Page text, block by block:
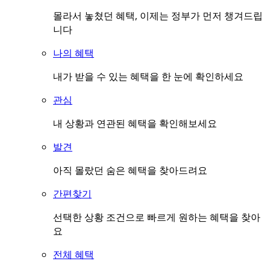
몰라서 놓쳤던 혜택, 이제는 정부가 먼저 챙겨드립
니다
나의 혜택
내가 받을 수 있는 혜택을 한 눈에 확인하세요
관심
내 상황과 연관된 혜택을 확인해보세요
발견
아직 몰랐던 숨은 혜택을 찾아드려요
간편찾기
선택한 상황 조건으로 빠르게 원하는 혜택을 찾아
요
전체 혜택